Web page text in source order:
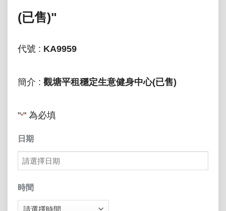
(已售)"
代號 : KA9959
簡介 : 觀塘平租穩定生意健身中心(已售)
"*" 為必填
日期
MM
slash
DD
時間